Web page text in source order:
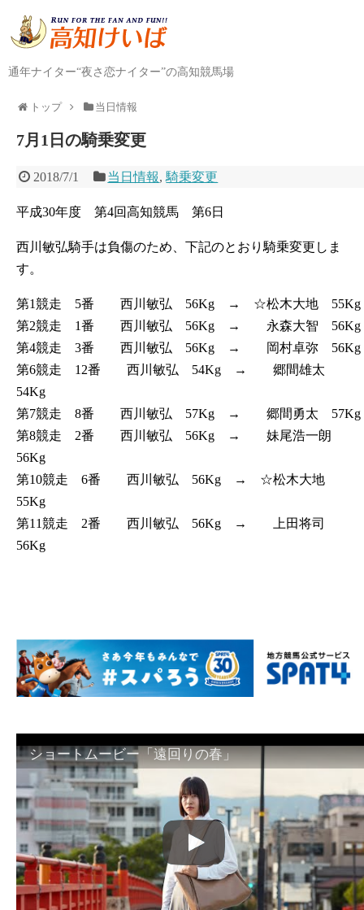
通年ナイター“夜さ恋ナイター”の高知競馬場
トップ 当日情報
7月1日の騎乗変更
2018/7/1 当日情報,騎乗変更
平成30年度 第4回高知競馬 第6日
西川敏弘騎手は負傷のため、下記のとおり騎乗変更しま
す。
第1競走 5番 西川敏弘 56Kg → ☆松木大地 55Kg
第2競走 1番 西川敏弘 56Kg → 永森大智 56Kg
第4競走 3番 西川敏弘 56Kg → 岡村卓弥 56Kg
第6競走 12番 西川敏弘 54Kg → 郷間雄太
54Kg
第7競走 8番 西川敏弘 57Kg → 郷間勇太 57Kg
第8競走 2番 西川敏弘 56Kg → 妹尾浩一朗
56Kg
第10競走 6番 西川敏弘 56Kg → ☆松木大地
55Kg
第11競走 2番 西川敏弘 56Kg → 上田将司
56Kg
ショートムービー「遠回りの春」